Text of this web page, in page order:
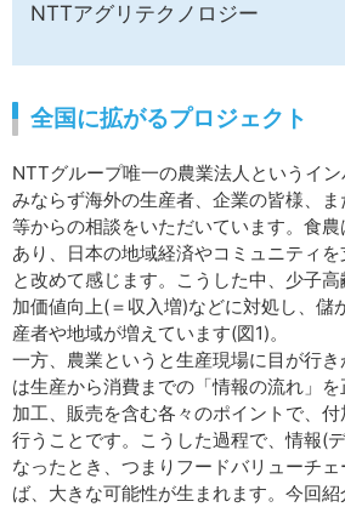
NTTアグリテクノロジー
全国に拡がるプロジェクト
NTTグループ唯一の農業法人というイ
みならず海外の生産者、企業の皆様、
等からの相談をいただいています。食
あり、日本の地域経済やコミュニティ
と改めて感じます。こうした中、少子
加価値向上(＝収入増)などに対処し、儲
産者や地域が増えています(図1)。
一方、農業というと生産現場に目が行
は生産から消費までの「情報の流れ」を
加工、販売を含む各々のポイントで、
行うことです。こうした過程で、情報(
なったとき、つまりフードバリューチ
ば、大きな可能性が生まれます。今回